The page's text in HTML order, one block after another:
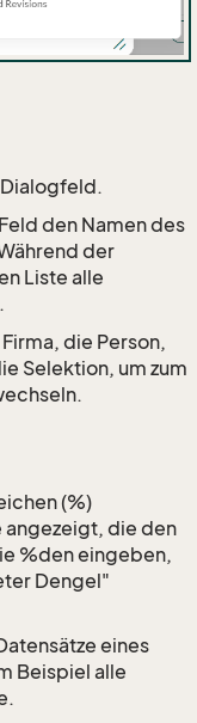
den Namen des
der
Liste alle
die Person,
Selektion, um zum
(%)
angezeigt, die den
%den eingeben,
Dengel"
eines
Beispiel alle